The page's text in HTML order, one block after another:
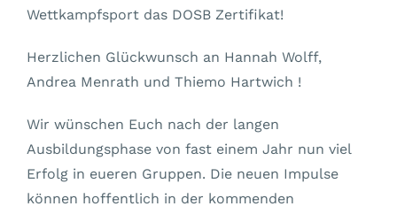
Wettkampfsport das DOSB Zertifikat!
Herzlichen Glückwunsch an Hannah Wolff,
Andrea Menrath und Thiemo Hartwich !
Wir wünschen Euch nach der langen
Ausbildungsphase von fast einem Jahr nun viel
Erfolg in eueren Gruppen. Die neuen Impulse
können hoffentlich in der kommenden